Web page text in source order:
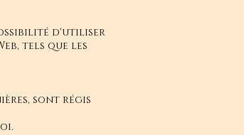
d'utiliser
tels que les
sont régis